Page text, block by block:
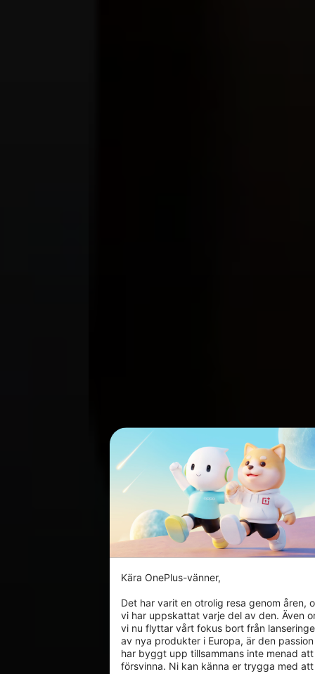
Kära OnePlus-vänner,
Det har varit en otrolig resa genom åren,
vi har uppskattat varje del av den. Även
vi nu flyttar vårt fokus bort från
av nya produkter i Europa, är den
har byggt upp tillsammans inte menad att
försvinna. Ni kan känna er trygga med att